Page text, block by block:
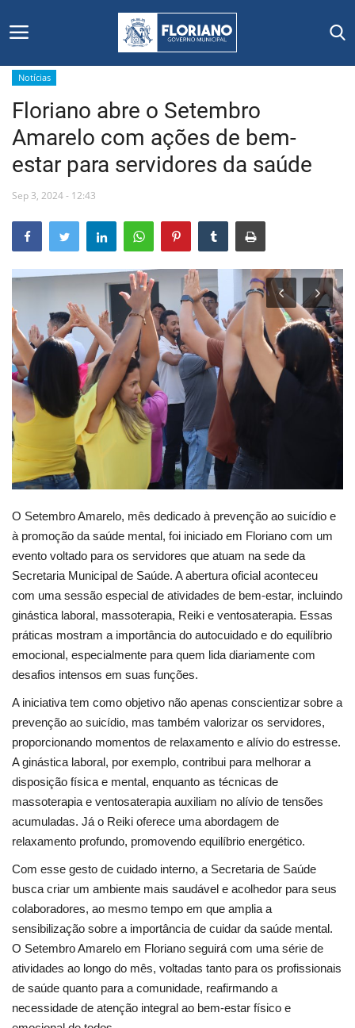
Início
Editais
Floriano
Secretarias e Órgãos
Mural de Licitações
Notícias
Vídeos
Webmail
Contato
Notícias
Floriano abre o Setembro
Amarelo com ações de bem-
estar para servidores da saúde
Sep 3, 2024 - 12:43
O Setembro Amarelo, mês dedicado à prevenção ao suicídio e
à promoção da saúde mental, foi iniciado em Floriano com um
evento voltado para os servidores que atuam na sede da
Secretaria Municipal de Saúde. A abertura oficial aconteceu
com uma sessão especial de atividades de bem-estar, incluindo
ginástica laboral, massoterapia, Reiki e ventosaterapia. Essas
práticas mostram a importância do autocuidado e do equilíbrio
emocional, especialmente para quem lida diariamente com
desafios intensos em suas funções.
A iniciativa tem como objetivo não apenas conscientizar sobre a
prevenção ao suicídio, mas também valorizar os servidores,
proporcionando momentos de relaxamento e alívio do estresse.
A ginástica laboral, por exemplo, contribui para melhorar a
disposição física e mental, enquanto as técnicas de
massoterapia e ventosaterapia auxiliam no alívio de tensões
acumuladas. Já o Reiki oferece uma abordagem de
relaxamento profundo, promovendo equilíbrio energético.
Com esse gesto de cuidado interno, a Secretaria de Saúde
busca criar um ambiente mais saudável e acolhedor para seus
colaboradores, ao mesmo tempo em que amplia a
sensibilização sobre a importância de cuidar da saúde mental.
O Setembro Amarelo em Floriano seguirá com uma série de
atividades ao longo do mês, voltadas tanto para os profissionais
de saúde quanto para a comunidade, reafirmando a
necessidade de atenção integral ao bem-estar físico e